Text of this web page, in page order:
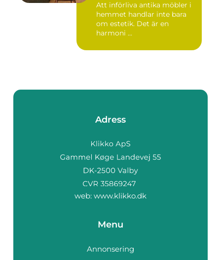
Att införliva antika möbler i
hemmet handlar inte bara
om estetik. Det är en
harmoni ...
Adress
web: www.klikko.dk
Menu
Annonsering